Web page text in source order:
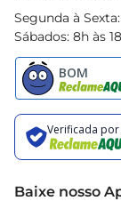
Segunda à
Sábados: 8h às
Baixe nosso